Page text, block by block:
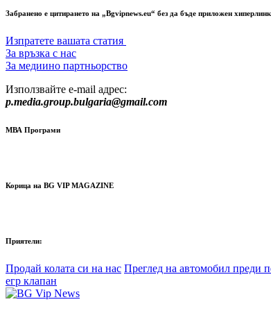
Забранено е цитирането на „Bgvipnews.eu“ без да бъде приложен
Изпратете вашата статия
За връзка с нас
За медиино партньорство
Използвайте e-mail адрес:
p.media.group.bulgaria@gmail.com
МВА Програми
Корица на BG VIP MAGAZINE
Приятели:
Продай колата си на нас Преглед на автомобил преди
егр клапан